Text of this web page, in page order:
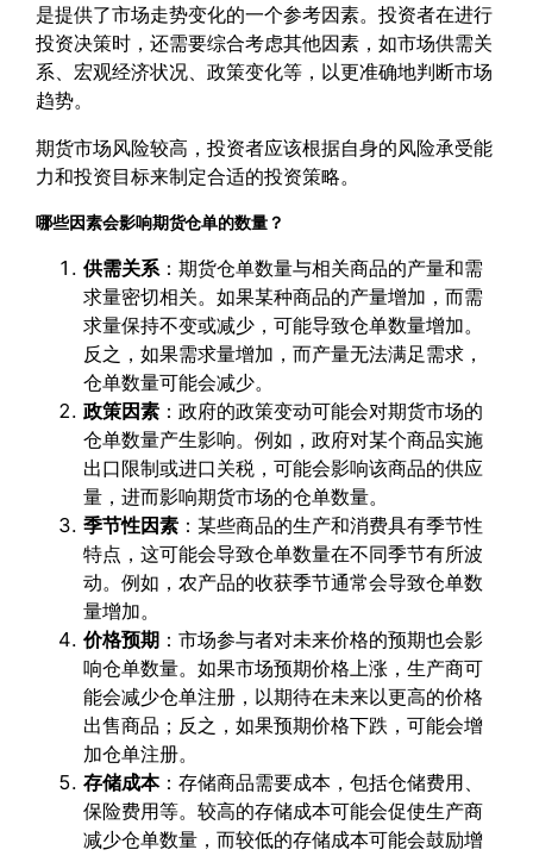
是提供了市场走势变化的一个参考因素。投资者在进行
投资决策时，还需要综合考虑其他因素，如市场供需关
系、宏观经济状况、政策变化等，以更准确地判断市场
趋势。
期货市场风险较高，投资者应该根据自身的风险承受能
力和投资目标来制定合适的投资策略。
哪些因素会影响期货仓单的数量？
供需关系：期货仓单数量与相关商品的产量和需
求量密切相关。如果某种商品的产量增加，而需
求量保持不变或减少，可能导致仓单数量增加。
反之，如果需求量增加，而产量无法满足需求，
仓单数量可能会减少。
政策因素 ：政府的政策变动可能会对期货市场的
仓单数量产生影响。例如，政府对某个商品实施
出口限制或进口关税，可能会影响该商品的供应
量，进而影响期货市场的仓单数量。
季节性因素 ：某些商品的生产和消费具有季节性
特点，这可能会导致仓单数量在不同季节有所波
动。例如，农产品的收获季节通常会导致仓单数
量增加。
价格预期 ：市场参与者对未来价格的预期也会影
响仓单数量。如果市场预期价格上涨，生产商可
能会减少仓单注册，以期待在未来以更高的价格
出售商品；反之，如果预期价格下跌，可能会增
加仓单注册。
存储成本：存储商品需要成本，包括仓储费用、
保险费用等。较高的存储成本可能会促使生产商
减少仓单数量，而较低的存储成本可能会鼓励增